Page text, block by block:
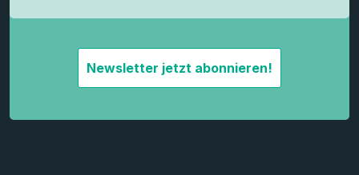
Newsletter jetzt abonnieren!